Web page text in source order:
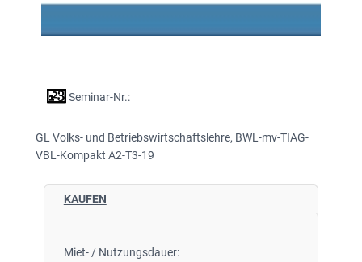
Seminar-Nr.:
GL Volks- und Betriebswirtschaftslehre, BWL-mv-TIAG-
VBL-Kompakt A2-T3-19
KAUFEN
Miet- / Nutzungsdauer: